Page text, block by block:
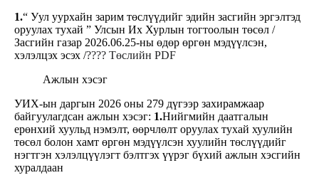
1.“ Уул уурхайн зарим төслүүдийг эдийн засгийн эргэлтэд
оруулах тухай ” Улсын Их Хурлын тогтоолын төсөл /
Засгийн газар 2026.06.25-ны өдөр өргөн мэдүүлсэн,
хэлэлцэх эсэх /???? Төслийн PDF
Ажлын хэсэг
УИХ-ын даргын 2026 оны 279 дүгээр захирамжаар
байгуулагдсан ажлын хэсэг: 1.Нийгмийн даатгалын
ерөнхий хуульд нэмэлт, өөрчлөлт оруулах тухай хуулийн
төсөл болон хамт өргөн мэдүүлсэн хуулийн төслүүдийг
нэгтгэн хэлэлцүүлэгт бэлтгэх үүрэг бүхий ажлын хэсгийн
хуралдаан